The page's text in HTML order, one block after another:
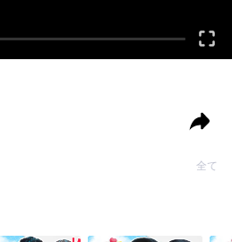
全て